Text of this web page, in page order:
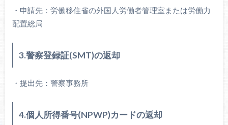
・申請先：労働移住省の外国人労働者管理室または労働力
配置総局
3.警察登録証(SMT)の返却
・提出先：警察事務所
4.個人所得番号(NPWP)カードの返却